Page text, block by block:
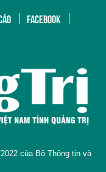
FACEBOOK
của Bộ Thông tin và